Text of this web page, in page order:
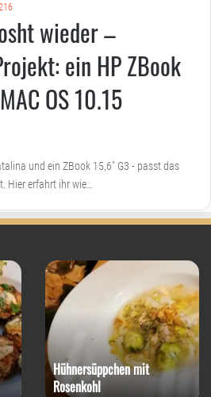
wieder –
ein HP ZBook
OS 10.15
und ein ZBook 15,6" G3 - passt das
Hier erfahrt ihr wie…
Hühnersüppchen mit
Rosenkohl